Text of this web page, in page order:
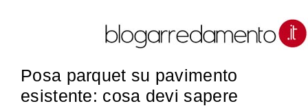
Posa parquet su pavimento
esistente: cosa devi sapere